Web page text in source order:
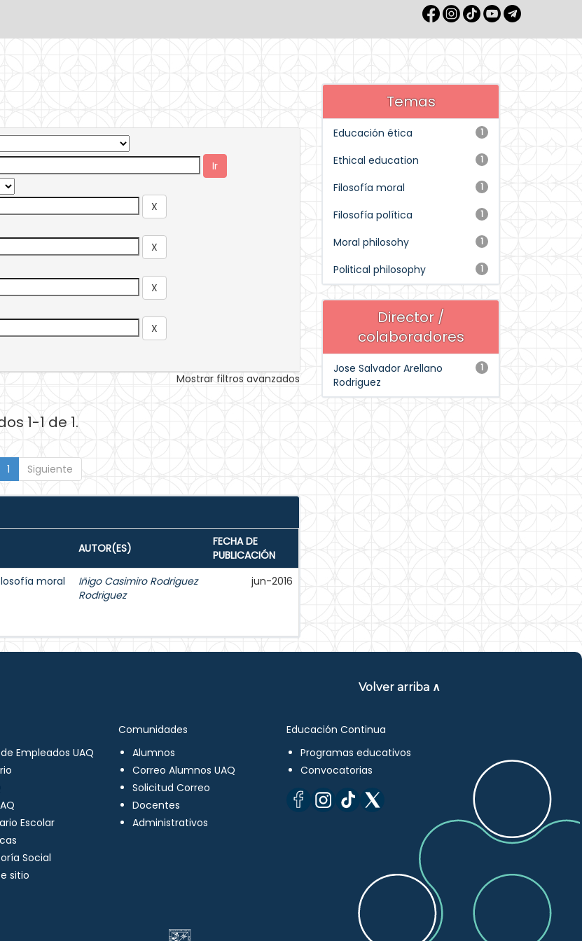
Mostrar filtros avanzados
1-1 de 1.
1 Siguiente
AUTOR(ES)
FECHA DE
PUBLICACIÓN
moral
Iñigo Casimiro Rodriguez
Rodriguez
jun-2016
Temas
1
Educación ética
1
Ethical education
1
Filosofía moral
1
Filosofía política
1
Moral philosohy
1
Political philosophy
Director /
colaboradores
1
Jose Salvador Arellano
Rodriguez
Volver arriba ∧
Empleados UAQ
Escolar
Social
sitio
Comunidades
Alumnos
Correo Alumnos UAQ
Solicitud Correo
Docentes
Administrativos
Educación Continua
Programas educativos
Convocatorias